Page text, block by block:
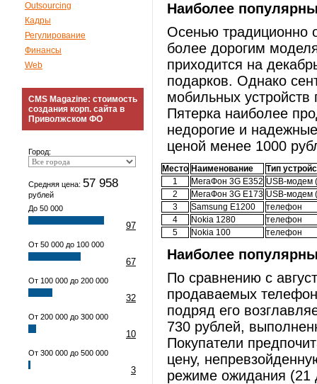
Outsourcing
Кадры
Регулирование
Финансы
Web
CMS Magazine: стоимость
создания корп. сайта в
Приволжском ФО
Город:
Средняя цена: 57 958
рублей
До 50 000
97
От 50 000 до 100 000
67
От 100 000 до 200 000
32
От 200 000 до 300 000
10
От 300 000 до 500 000
3
Наиболее
Осенью традиционно
более дорогим
приходится на
подарков. Однако
мобильных устройств
Пятерка наиболее
недорогие и
ценой менее 1000
Место Наименование
Тип
1
МегаФон 3G E352 USB-модем
2
МегаФон 3G E173 USB-модем
3
Samsung E1200
телефон
4
Nokia 1280
телефон
5
Nokia 100 телефон
Наиболее
По сравнению с
продаваемых
подряд его
730 рублей,
Покупатели
цену,
режиме ожидания (21